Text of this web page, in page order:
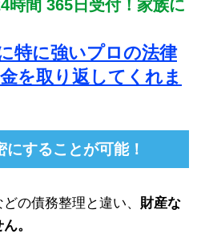
時間 365日受付！家族に
特に強いプロの法律
を取り返してくれま
することが可能！
の債務整理と違い、 財産な
。